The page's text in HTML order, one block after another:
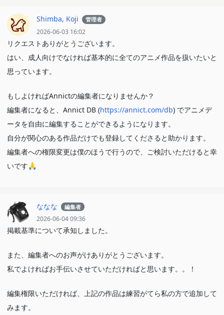
Shimba, Koji 管理者
2026-06-03 16:02
リクエストありがとうございます。
はい、成人向けでなければ基本的に全てのアニメ作品を扱いたいと
思っています。
もしよければAnnictの編集者になりませんか？
編集者になると、Annict DB (https://annict.com/db) でアニメデ
ータを自由に編集することができるようになります。
自分が関心のある作品だけでも登録してくださると助かります。
編集者への権限変更は僕のほうで行うので、ご検討いただけると幸
いです🙏
ななな 編集者
2026-06-04 09:36
掲載基準について承知しました。
また、編集者へのお声がけありがとうございます。
私でよければお手伝いさせていただければと思います。。！
編集権限いただければ、上記の作品は練習がてら私の方で追加して
みます。